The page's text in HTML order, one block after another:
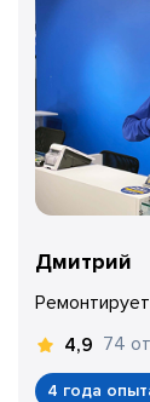
Дмитрий
4,9 74
4 года